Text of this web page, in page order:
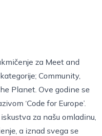
za Meet and
Community,
Planet. Ove godine se
‘Code for Europe’.
za našu omladinu,
a iznad svega se